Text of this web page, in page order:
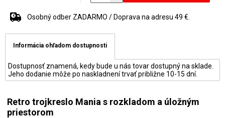
Osobný odber ZADARMO / Doprava na adresu 49 €.
Informácia ohľadom dostupnosti
Dostupnosť znamená, kedy bude u nás tovar dostupný na sklade.
Jeho dodanie môže po naskladnení trvať približne 10-15 dní.
Retro trojkreslo Mania s rozkladom a úložným
priestorom